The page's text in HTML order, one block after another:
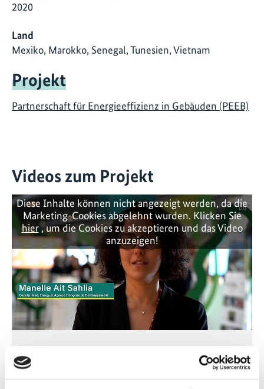
2020
Land
Mexiko, Marokko, Senegal, Tunesien, Vietnam
Projekt
Partnerschaft für Energieeffizienz in Gebäuden (PEEB)
Videos zum Projekt
Diese Inhalte können nicht angezeigt werden, da die
Marketing-Cookies abgelehnt wurden. Klicken Sie
hier, um die Cookies zu akzeptieren und das Video
anzuzeigen!